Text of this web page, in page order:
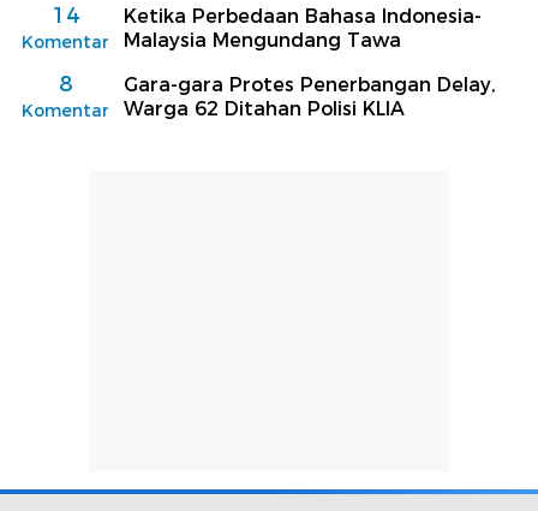
14
Komentar
Ketika Perbedaan Bahasa Indonesia-
Malaysia Mengundang Tawa
8
Komentar
Gara-gara Protes Penerbangan Delay,
Warga 62 Ditahan Polisi KLIA